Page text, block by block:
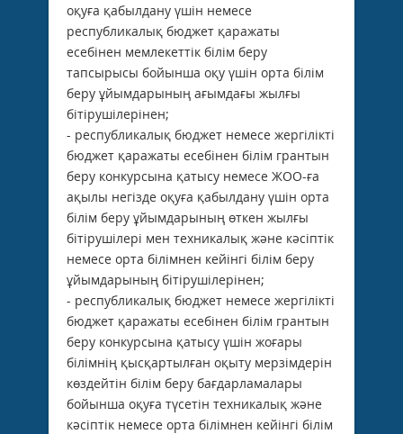
оқуға қабылдану үшін немесе
республикалық бюджет қаражаты
есебінен мемлекеттік білім беру
тапсырысы бойынша оқу үшін орта білім
беру ұйымдарының ағымдағы жылғы
бітірушілерінен;
- республикалық бюджет немесе жергілікті
бюджет қаражаты есебінен білім грантын
беру конкурсына қатысу немесе ЖОО-ға
ақылы негізде оқуға қабылдану үшін орта
білім беру ұйымдарының өткен жылғы
бітірушілері мен техникалық және кәсіптік
немесе орта білімнен кейінгі білім беру
ұйымдарының бітірушілерінен;
- республикалық бюджет немесе жергілікті
бюджет қаражаты есебінен білім грантын
беру конкурсына қатысу үшін жоғары
білімнің қысқартылған оқыту мерзімдерін
көздейтін білім беру бағдарламалары
бойынша оқуға түсетін техникалық және
кәсіптік немесе орта білімнен кейінгі білім